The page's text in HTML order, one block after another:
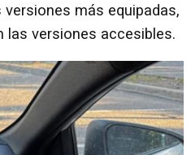
más equipadas,
las versiones accesibles.